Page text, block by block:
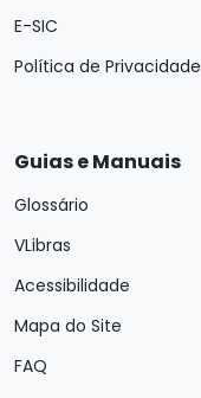
E-SIC
Política de Privacidade
Guias e Manuais
Glossário
VLibras
Acessibilidade
Mapa do Site
FAQ